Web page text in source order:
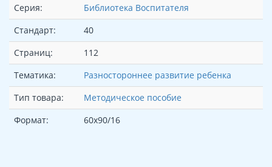
Серия:
Библиотека Воспитателя
Стандарт:
40
Страниц:
112
Тематика:
Разностороннее развитие ребенка
Тип товара:
Методическое пособие
Формат:
60x90/16